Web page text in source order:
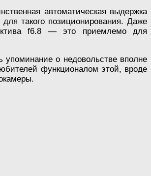
автоматическая выдержка
такого позиционирования. Даже
f6.8 — это приемлемо для
упоминание о недовольстве вполне
функционалом этой, вроде